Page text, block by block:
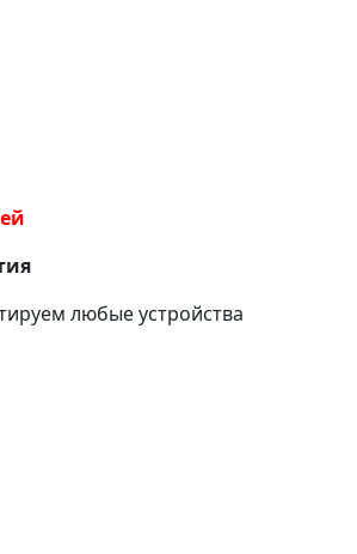
любые устройства